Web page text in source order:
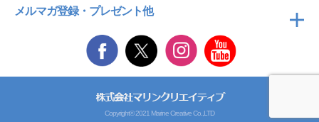
メルマガ登録・プレゼント他
Copyright© 2021 Marine Creative Co.,LTD